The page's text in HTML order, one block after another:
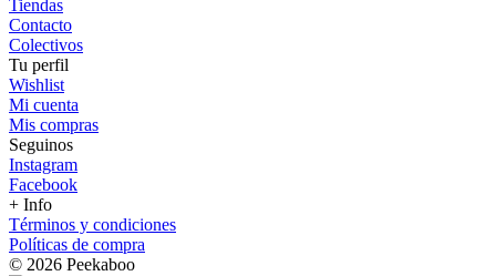
Tiendas
Contacto
Colectivos
Tu perfil
Wishlist
Mi cuenta
Mis compras
Seguinos
Instagram
Facebook
+ Info
Términos y condiciones
Políticas de compra
© 2026 Peekaboo